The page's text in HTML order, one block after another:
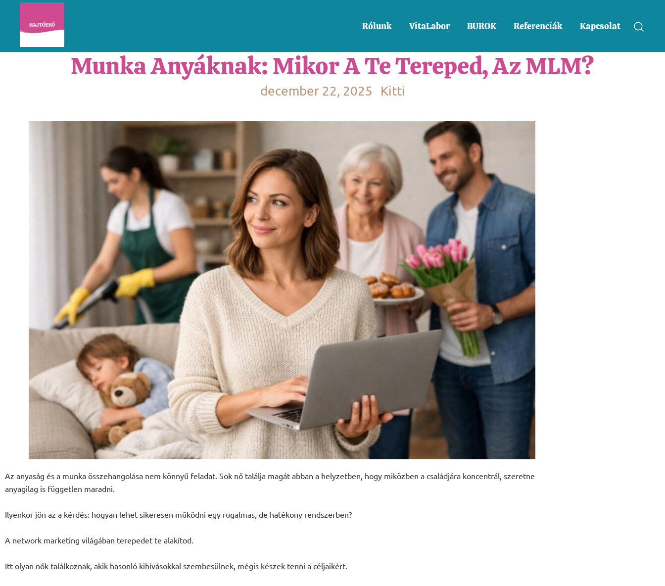
Rólunk VitaLabor BUROK Referenciák Kapcsolat
Munka Anyáknak: Mikor A Te Tereped, Az MLM?
december 22, 2025 Kitti
Az anyaság és a munka összehangolása nem könnyű feladat. Sok nő találja magát abban a helyzetben, hogy miközben a családjára koncentrál, szeretne
anyagilag is független maradni.
Ilyenkor jön az a kérdés: hogyan lehet sikeresen működni egy rugalmas, de hatékony rendszerben?
A network marketing világában terepedet te alakítod.
Itt olyan nők találkoznak, akik hasonló kihívásokkal szembesülnek, mégis készek tenni a céljaikért.